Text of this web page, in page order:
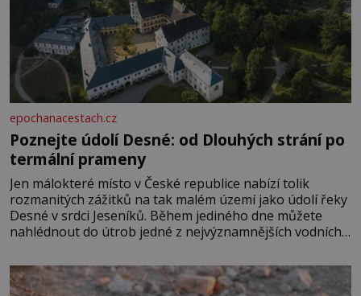
epochanacestach.cz
Poznejte údolí Desné: od Dlouhých strání po
termální prameny
Jen málokteré místo v České republice nabízí tolik
rozmanitých zážitků na tak malém území jako údolí řeky
Desné v srdci Jeseníků. Během jediného dne můžete
nahlédnout do útrob jedné z nejvýznamnějších vodních
se na koloběžce a den zakončit poznáváním památek ve
Velkých Losinách nebo v termálním